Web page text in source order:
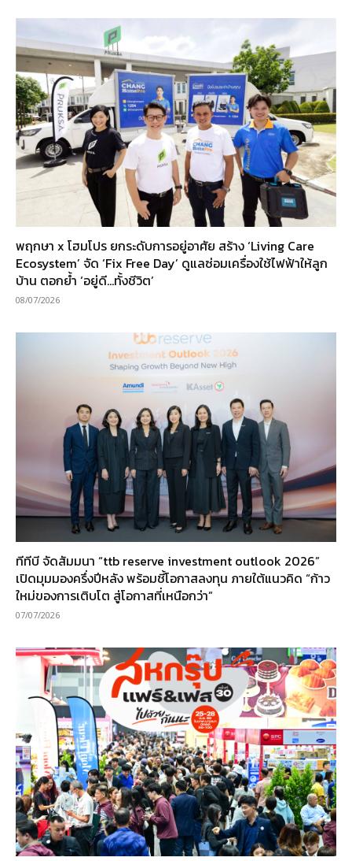
พฤกษา x โฮมโปร ยกระดับการอยู่อาศัย สร้าง ‘Living Care
Ecosystem’ จัด ‘Fix Free Day’ ดูแลซ่อมเครื่องใช้ไฟฟ้าให้ลูก
บ้าน ตอกย้ำ ‘อยู่ดี…ทั้งชีวิต’
08/07/2026
ทีทีบี จัดสัมมนา “ttb reserve investment outlook 2026”
เปิดมุมมองครึ่งปีหลัง พร้อมชี้โอกาสลงทุน ภายใต้แนวคิด “ก้าว
ใหม่ของการเติบโต สู่โอกาสที่เหนือกว่า”
07/07/2026